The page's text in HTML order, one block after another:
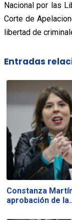
Nacional por las
Corte de
libertad de
Entradas
Constanza
aprobación de